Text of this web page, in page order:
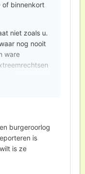
of binnenkort
niet zoals u.
nog nooit
ware
poster-
de
burgeroorlog
is
is ze